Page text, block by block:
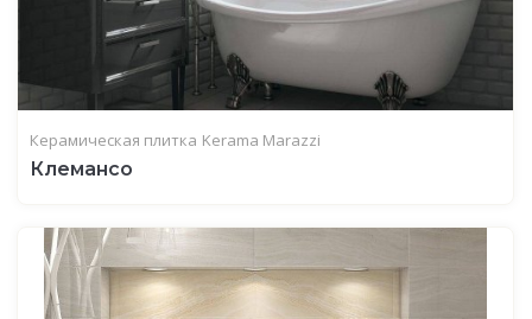
Керамическая плитка Kerama Marazzi
Клемансо